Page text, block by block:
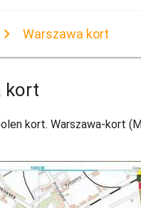
Warszawa kort
kort
kort. Warszawa-kort